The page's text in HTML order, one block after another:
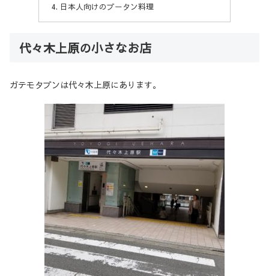
日本人向けのブータン料理
代々木上原の小さなお店
ガテモタブンは代々木上原にあります。